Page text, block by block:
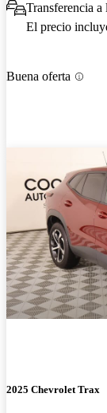
Transferencia
El precio
Buena oferta
2025 Chevrolet Trax